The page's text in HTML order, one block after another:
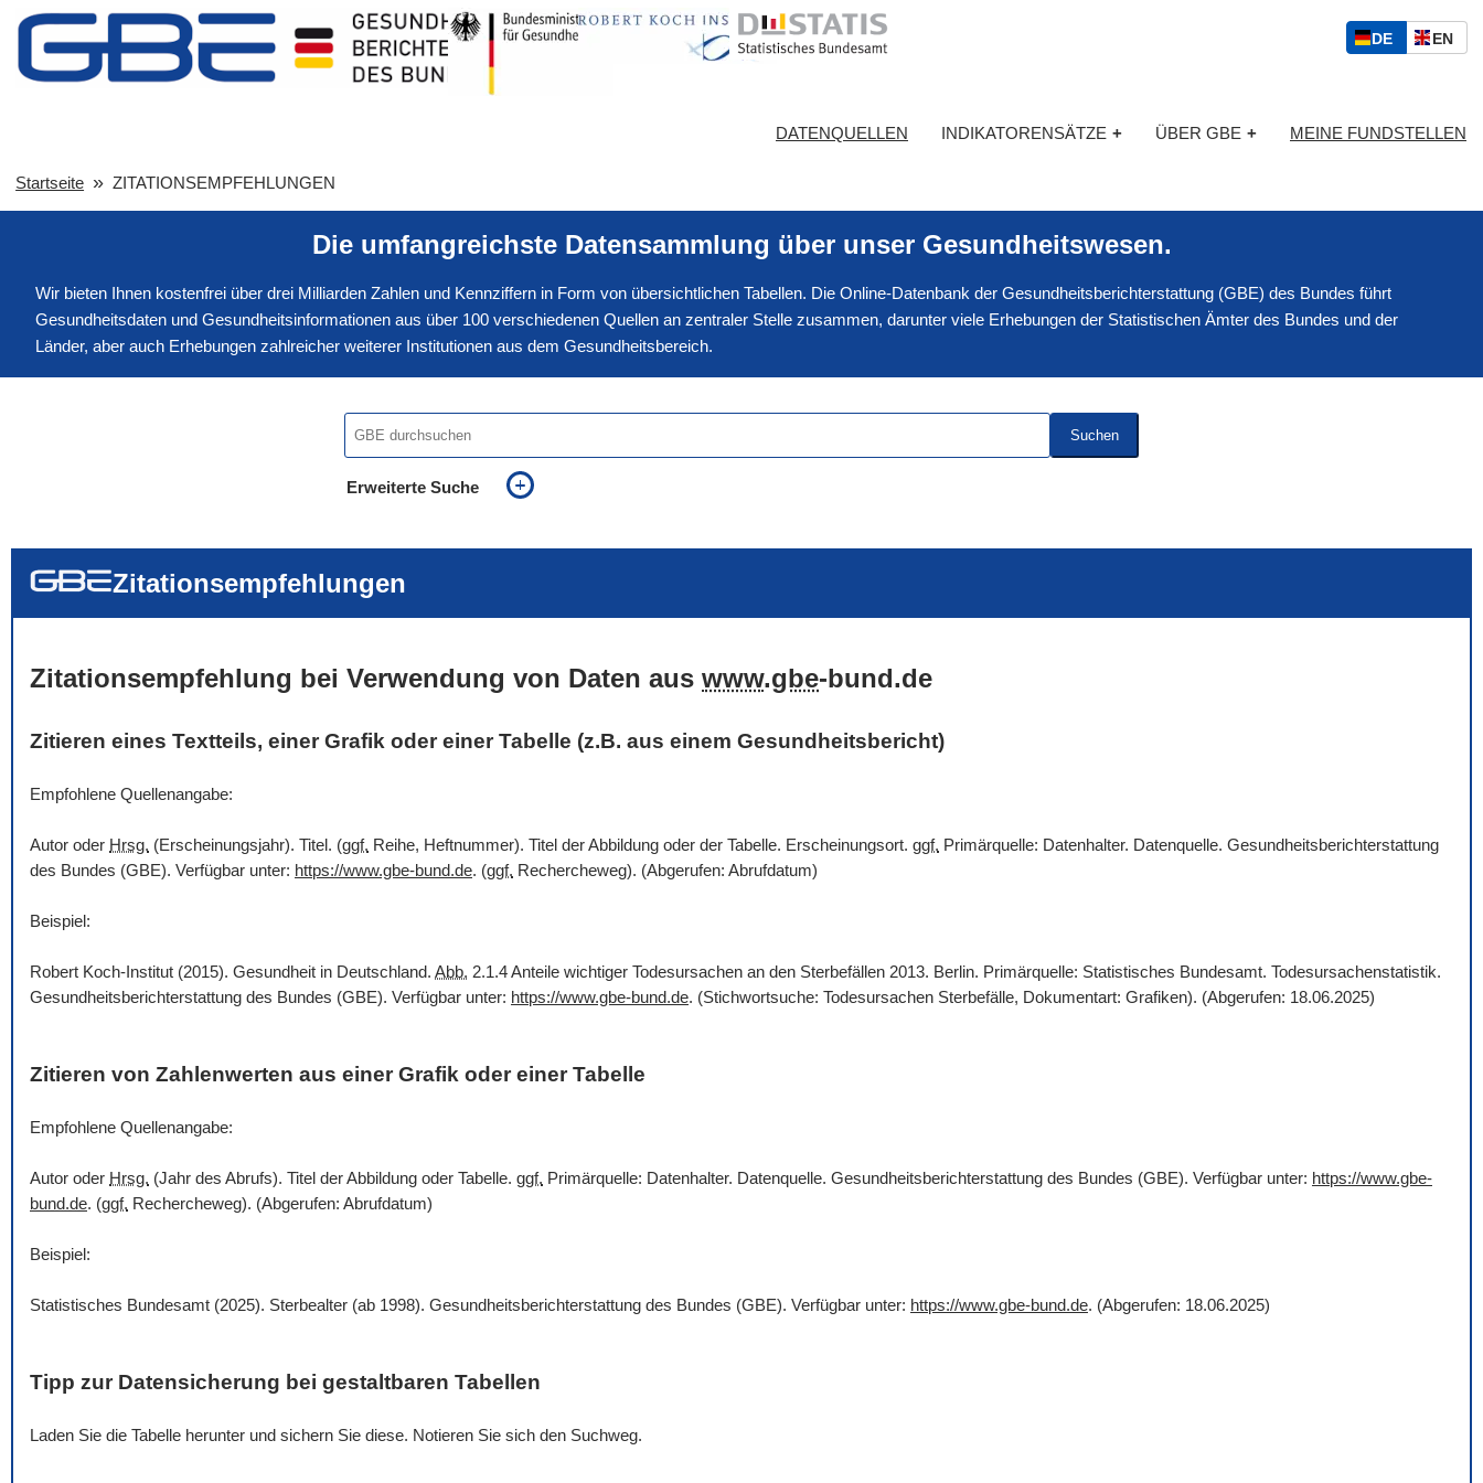
S
p
c
h
l
DED
S
ENE
I
H
DATENQUELLEN INDIKATORENSÄTZE + ÜBER GBE + MEINE FUNDSTELLEN
Startseite ZITATIONSEMPFEHLUNGEN
Die umfangreichste Datensammlung über unser Gesundheitswesen.
Wir bieten Ihnen kostenfrei über drei Milliarden Zahlen und Kennziffern in Form von übersichtlichen Tabellen. Die Online-Datenbank der Gesundheitsberichterstattung (GBE) des Bundes führt
Gesundheitsdaten und Gesundheitsinformationen aus über 100 verschiedenen Quellen an zentraler Stelle zusammen, darunter viele Erhebungen der Statistischen Ämter des Bundes und der
Länder, aber auch Erhebungen zahlreicher weiterer Institutionen aus dem Gesundheitsbereich.
Suchen
Erweiterte Suche
Zitationsempfehlungen
Zitationsempfehlung bei Verwendung von Daten aus www.gbe-bund.de
Zitieren eines Textteils, einer Grafik oder einer Tabelle (z.B. aus einem Gesundheitsbericht)
Empfohlene Quellenangabe:
Autor oder Hrsg. (Erscheinungsjahr). Titel. (ggf. Reihe, Heftnummer). Titel der Abbildung oder der Tabelle. Erscheinungsort. ggf. Primärquelle: Datenhalter. Datenquelle. Gesundheitsberichterstattung
des Bundes (GBE). Verfügbar unter: https://www.gbe-bund.de. (ggf. Rechercheweg). (Abgerufen: Abrufdatum)
Beispiel:
Robert Koch-Institut (2015). Gesundheit in Deutschland. Abb. 2.1.4 Anteile wichtiger Todesursachen an den Sterbefällen 2013. Berlin. Primärquelle: Statistisches Bundesamt. Todesursachenstatistik.
Gesundheitsberichterstattung des Bundes (GBE). Verfügbar unter: https://www.gbe-bund.de. (Stichwortsuche: Todesursachen Sterbefälle, Dokumentart: Grafiken). (Abgerufen: 18.06.2025)
Zitieren von Zahlenwerten aus einer Grafik oder einer Tabelle
Empfohlene Quellenangabe:
Autor oder Hrsg. (Jahr des Abrufs). Titel der Abbildung oder Tabelle. ggf. Primärquelle: Datenhalter. Datenquelle. Gesundheitsberichterstattung des Bundes (GBE). Verfügbar unter: https://www.gbe-
bund.de. (ggf. Rechercheweg). (Abgerufen: Abrufdatum)
Beispiel:
Statistisches Bundesamt (2025). Sterbealter (ab 1998). Gesundheitsberichterstattung des Bundes (GBE). Verfügbar unter: https://www.gbe-bund.de. (Abgerufen: 18.06.2025)
Tipp zur Datensicherung bei gestaltbaren Tabellen
Laden Sie die Tabelle herunter und sichern Sie diese. Notieren Sie sich den Suchweg.